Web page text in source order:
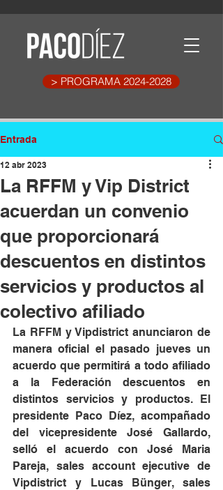
> PROGRAMA 2024-2028
Entrada
La RFFM y Vip District
acuerdan un convenio
que proporcionará
descuentos en distintos
servicios y productos al
colectivo afiliado
12 abr 2023
La RFFM y Vipdistrict anunciaron de
manera oficial el pasado jueves un
acuerdo que permitirá a todo afiliado
a la Federación descuentos en
distintos servicios y productos. El
presidente Paco Díez, acompañado
del vicepresidente José Gallardo,
selló el acuerdo con José Maria
Pareja, sales account ejecutive de
Vipdistrict y Lucas Bünger, sales